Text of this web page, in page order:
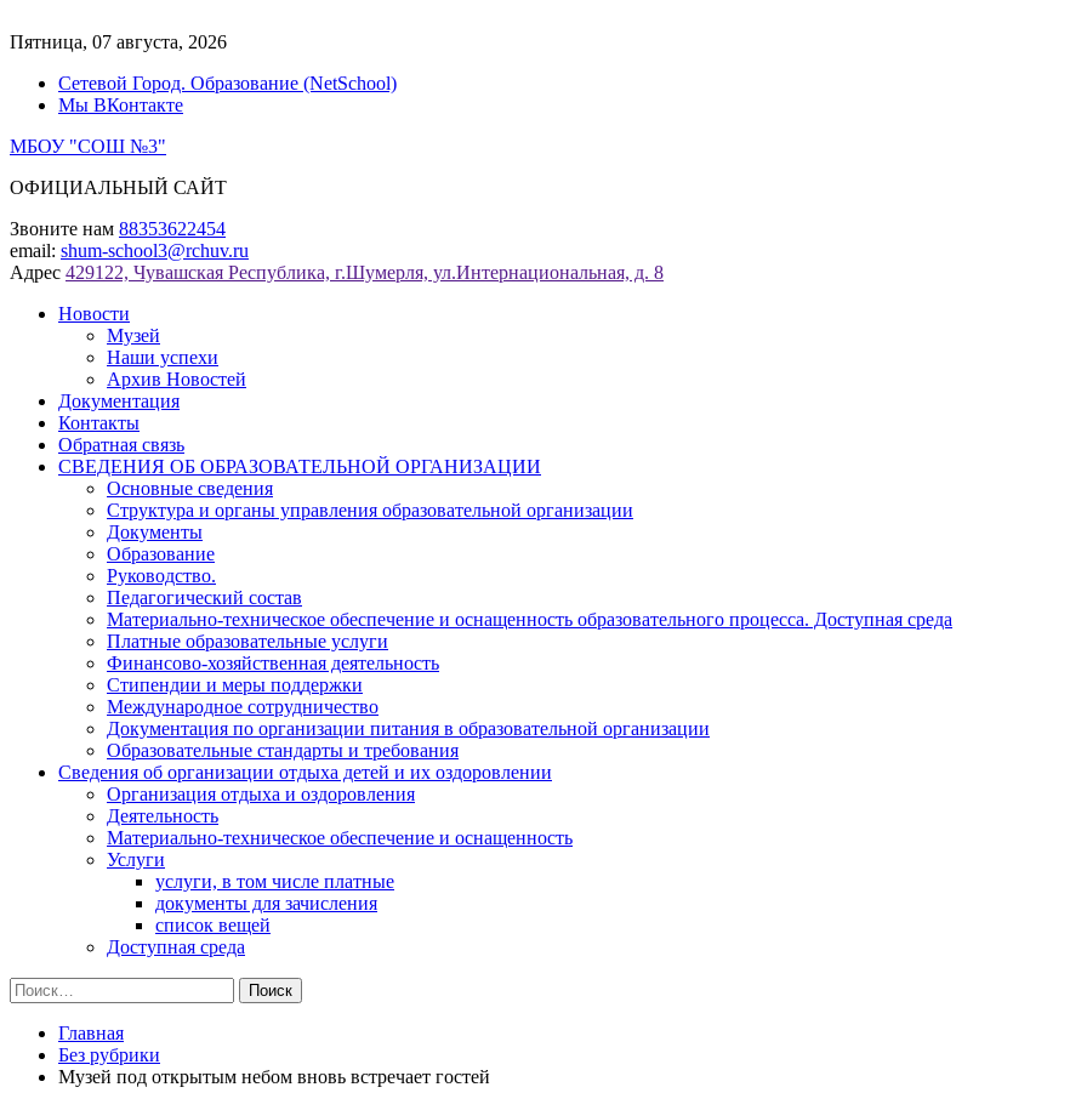
к
Пятница, 07 августа, 2026
Сетевой Город. Образование (NetSchool)
Мы ВКонтакте
МБОУ "СОШ №3"
ОФИЦИАЛЬНЫЙ САЙТ
Звоните нам 88353622454
email: shum-school3@rchuv.ru
Адрес 429122, Чувашская Республика, г.Шумерля, ул.Интернациональная, д. 8
Новости
Музей
Наши успехи
Архив Новостей
Документация
Контакты
Обратная связь
СВЕДЕНИЯ ОБ ОБРАЗОВАТЕЛЬНОЙ ОРГАНИЗАЦИИ
Основные сведения
Структура и органы управления образовательной организации
Документы
Образование
Руководство.
Педагогический состав
Материально-техническое обеспечение и оснащенность образовательного процесса. Доступная среда
Платные образовательные услуги
Финансово-хозяйственная деятельность
Стипендии и меры поддержки
Международное сотрудничество
Документация по организации питания в образовательной организации
Образовательные стандарты и требования
Сведения об организации отдыха детей и их оздоровлении
Организация отдыха и оздоровления
Деятельность
Материально-техническое обеспечение и оснащенность
Услуги
услуги, в том числе платные
документы для зачисления
список вещей
Доступная среда
Найти:
Главная
Без рубрики
Музей под открытым небом вновь встречает гостей